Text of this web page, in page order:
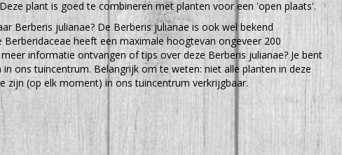
plant is goed te combineren met planten voor een 'open plaats'.
Berberis julianae? De Berberis julianae is ook wel bekend
Berberidaceae heeft een maximale hoogtevan ongeveer 200
informatie ontvangen of tips over deze Berberis julianae? Je bent
ons tuincentrum. Belangrijk om te weten: niet alle planten in deze
zijn (op elk moment) in ons tuincentrum verkrijgbaar.